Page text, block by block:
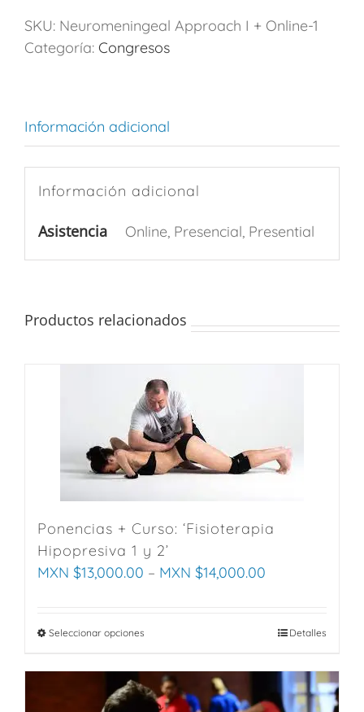
SKU: Neuromeningeal Approach I + Online-1
Categoría: Congresos
Información adicional
Información adicional
Asistencia Online, Presencial, Presential
Productos relacionados
Ponencias + Curso: ‘Fisioterapia
Hipopresiva 1 y 2’
MXN $13,000.00 – MXN $14,000.00
Seleccionar opciones
has
multiple
Detalles